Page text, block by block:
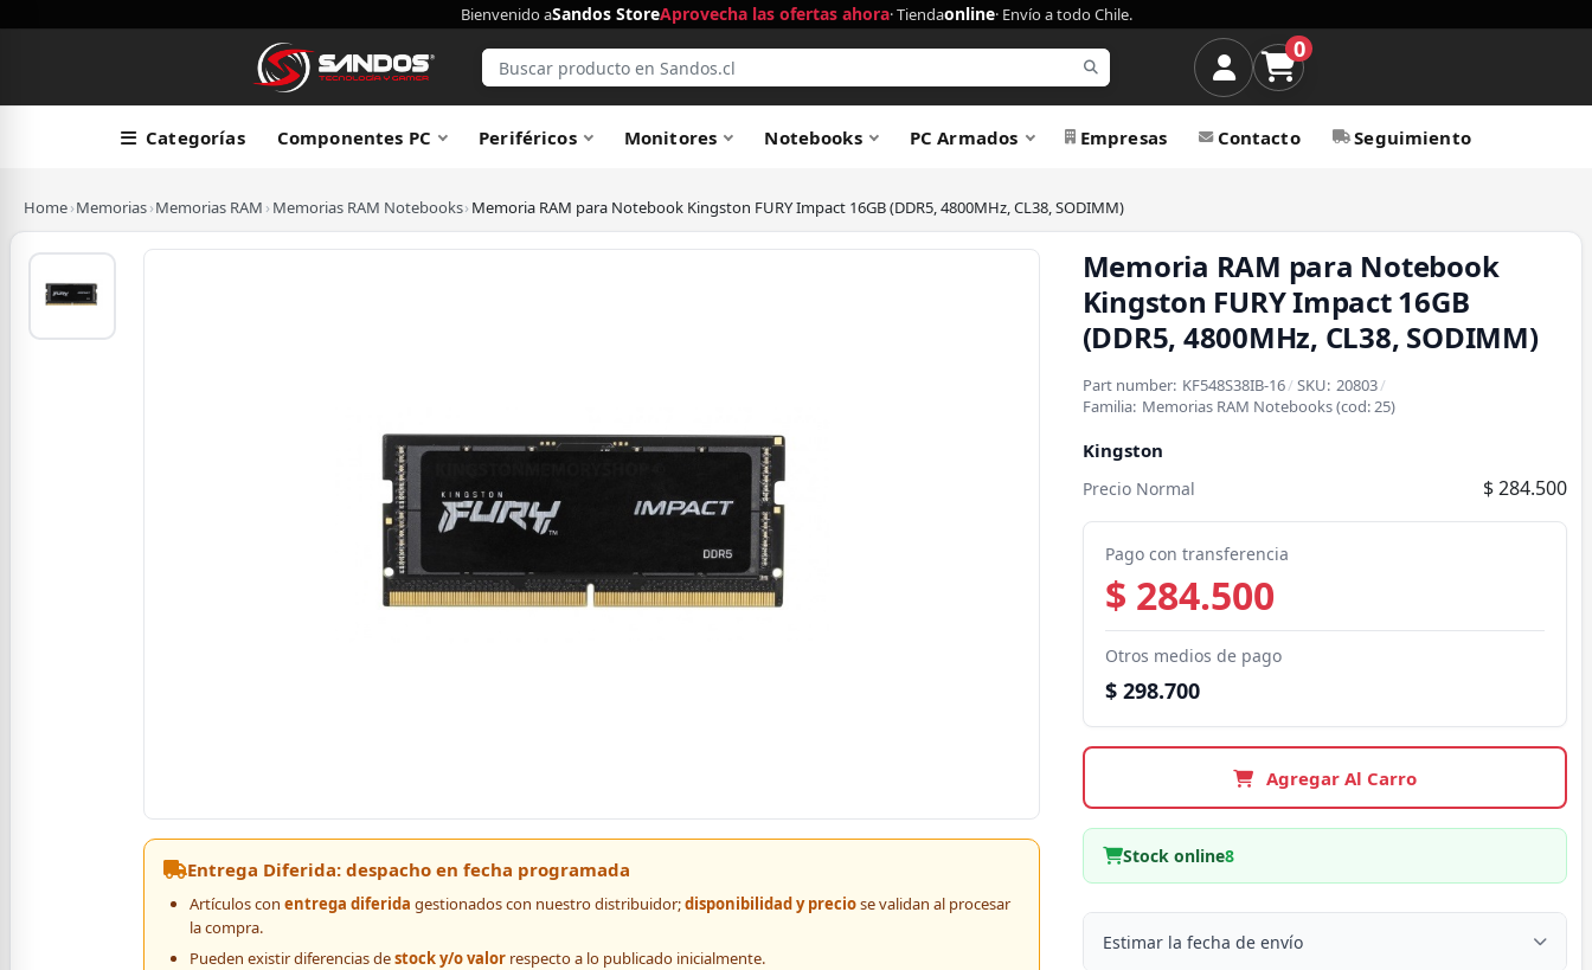
Bienvenido aSandos StoreAprovecha las ofertas ahora· Tiendaonline· Envío a todo Chile.
0
Categorías Componentes PC Periféricos Monitores Notebooks PC Armados Empresas Contacto Seguimiento
Home›Memorias›Memorias RAM ›Memorias RAM Notebooks›Memoria RAM para Notebook Kingston FURY Impact 16GB (DDR5, 4800MHz, CL38, SODIMM)
Entrega Diferida: despacho en fecha programada
Artículos con entrega diferida gestionados con nuestro distribuidor;disponibilidad y preciose validan al procesar
la compra.
Pueden existir diferencias destock y/o valorrespecto a lo publicado inicialmente.
Memoria RAM para Notebook
Kingston FURY Impact 16GB
(DDR5, 4800MHz, CL38, SODIMM)
Part number: KF548S38IB-16/SKU: 20803/
Familia: Memorias RAM Notebooks(cod:25)
Kingston
Precio Normal $ 284.500
Pago con transferencia
$ 284.500
Otros medios de pago
$ 298.700
Agregar Al Carro
Stock online8
Estimar la fecha de envío